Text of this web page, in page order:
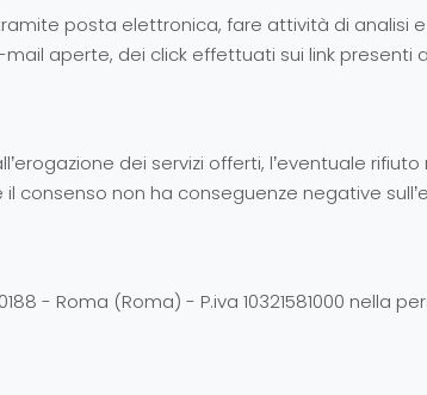
posta elettronica, fare attività di analisi
aperte, dei click effettuati sui link presenti
dei servizi offerti, l’eventuale rifiuto
consenso non ha conseguenze negative
- Roma (Roma) - P.iva 10321581000 nella